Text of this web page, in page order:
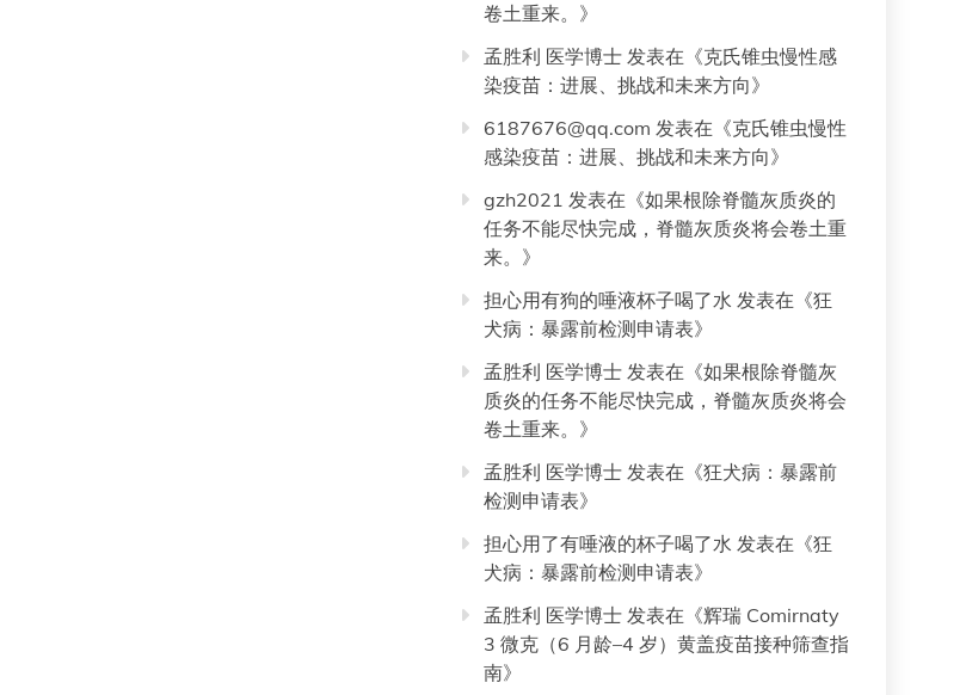
卷土重来。 》
孟胜利 医学博士 发表在《克氏锥虫慢性感
染疫苗：进展、挑战和未来方向》
6187676@qq.com 发表在《克氏锥虫慢性
感染疫苗：进展、挑战和未来方向》
gzh2021 发表在《如果根除脊髓灰质炎的
任务不能尽快完成，脊髓灰质炎将会卷土重
来。 》
担心用有狗的唾液杯子喝了水 发表在《狂
犬病：暴露前检测申请表》
孟胜利 医学博士 发表在《如果根除脊髓灰
质炎的任务不能尽快完成，脊髓灰质炎将会
卷土重来。 》
孟胜利 医学博士 发表在《狂犬病：暴露前
检测申请表》
担心用了有唾液的杯子喝了水 发表在《狂
犬病：暴露前检测申请表》
孟胜利 医学博士 发表在《辉瑞 Comirnaty
3 微克（6 月龄–4 岁）黄盖疫苗接种筛查指
南》